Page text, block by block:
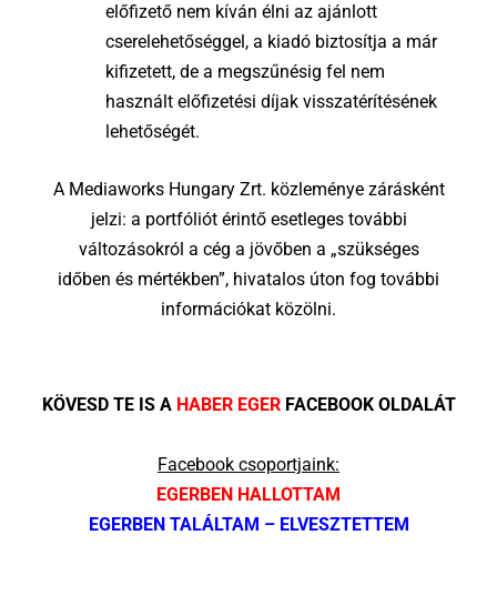
előfizető nem kíván élni az ajánlott
cserelehetőséggel, a kiadó biztosítja a már
kifizetett, de a megszűnésig fel nem
használt előfizetési díjak visszatérítésének
lehetőségét.
A Mediaworks Hungary Zrt. közleménye zárásként
jelzi: a portfóliót érintő esetleges további
változásokról a cég a jövőben a „szükséges
időben és mértékben”, hivatalos úton fog további
információkat közölni.
KÖVESD TE IS A HABER EGERFACEBOOK OLDALÁT
Facebook csoportjaink:
EGERBEN HALLOTTAM
EGERBEN TALÁLTAM – ELVESZTETTEM